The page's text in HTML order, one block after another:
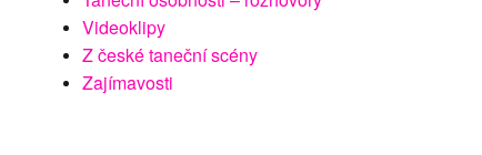
Videoklipy
Z české taneční scény
Zajímavosti